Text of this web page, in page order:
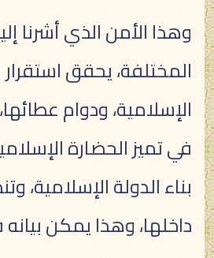
وهذا الأمن الذي أشرنا
المختلفة، يحقق استقرار
الإسلامية، ودوام
في تميز الحضارة
بناء الدولة الإسلامية،
داخلها، وهذا يمكن